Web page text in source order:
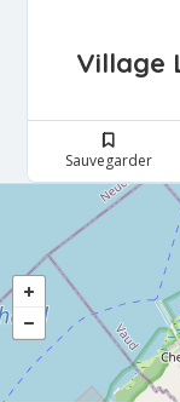
Village
Sauvegarder